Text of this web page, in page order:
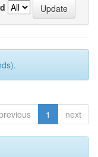
1 next